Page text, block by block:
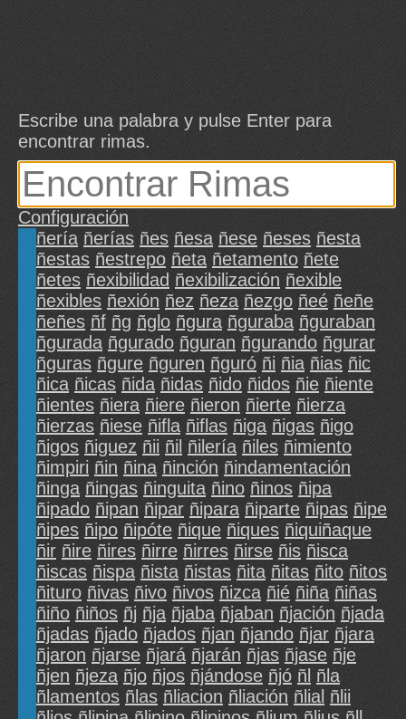
Escribe una palabra y pulse Enter para
encontrar rimas.
Configuración
ñería ñerías ñes ñesa ñese ñeses ñesta
ñestas ñestrepo ñeta ñetamento ñete
ñetes ñexibilidad ñexibilización ñexible
ñexibles ñexión ñez ñeza ñezgo ñeé ñeñe
ñeñes ñf ñg ñglo ñgura ñguraba ñguraban
ñgurada ñgurado ñguran ñgurando ñgurar
ñguras ñgure ñguren ñguró ñi ñia ñias ñic
ñica ñicas ñida ñidas ñido ñidos ñie ñiente
ñientes ñiera ñiere ñieron ñierte ñierza
ñierzas ñiese ñifla ñiflas ñiga ñigas ñigo
ñigos ñiguez ñii ñil ñilería ñiles ñimiento
ñimpiri ñin ñina ñinción ñindamentación
ñinga ñingas ñinguita ñino ñinos ñipa
ñipado ñipan ñipar ñipara ñiparte ñipas ñipe
ñipes ñipo ñipóte ñique ñiques ñiquiñaque
ñir ñire ñires ñirre ñirres ñirse ñis ñisca
ñiscas ñispa ñista ñistas ñita ñitas ñito ñitos
ñituro ñivas ñivo ñivos ñizca ñié ñiña ñiñas
ñiño ñiños ñj ñja ñjaba ñjaban ñjación ñjada
ñjadas ñjado ñjados ñjan ñjando ñjar ñjara
ñjaron ñjarse ñjará ñjarán ñjas ñjase ñje
ñjen ñjeza ñjo ñjos ñjándose ñjó ñl ñla
ñlamentos ñlas ñliacion ñliación ñlial ñlii